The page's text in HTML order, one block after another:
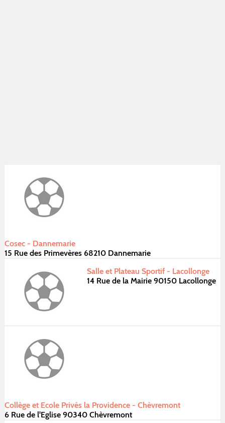
Cosec - Dannemarie
15 Rue des Primevères 68210 Dannemarie
Salle et Plateau Sportif - Lacollonge
14 Rue de la Mairie 90150 Lacollonge
Collège et Ecole Privés la Providence - Chèvremont
6 Rue de l'Eglise 90340 Chèvremont